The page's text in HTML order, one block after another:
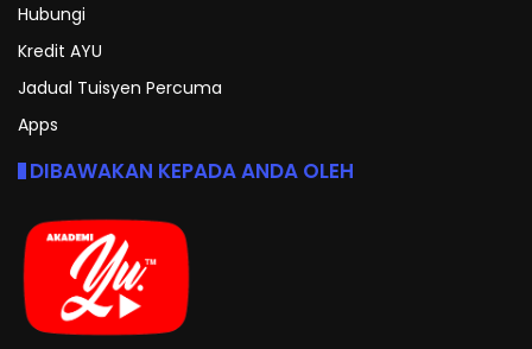
Hubungi
Kredit AYU
Jadual Tuisyen Percuma
Apps
DIBAWAKAN KEPADA ANDA OLEH